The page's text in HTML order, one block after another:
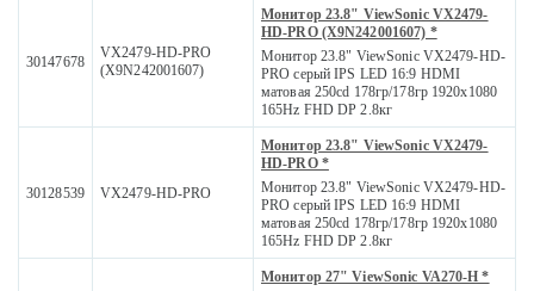
30147678
VX2479-HD-PRO
(X9N242001607)
Монитор 23.8" ViewSonic VX2479-
HD-PRO (X9N242001607) *
Монитор 23.8" ViewSonic VX2479-HD-
PRO серый IPS LED 16:9 HDMI
матовая 250cd 178гр/178гр 1920x1080
165Hz FHD DP 2.8кг
30128539 VX2479-HD-PRO
Монитор 23.8" ViewSonic VX2479-
HD-PRO *
Монитор 23.8" ViewSonic VX2479-HD-
PRO серый IPS LED 16:9 HDMI
матовая 250cd 178гр/178гр 1920x1080
165Hz FHD DP 2.8кг
Монитор 27" ViewSonic VA270-H *